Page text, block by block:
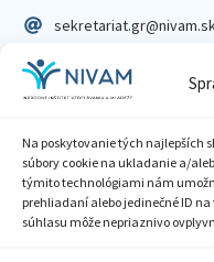
Na poskytovanie tých najlepších
súbory cookie na ukladanie a/
týmito technológiami nám
prehliadaní alebo jedinečné ID
súhlasu môže nepriaznivo
IČO: 00164348
DIČ: 2020798714